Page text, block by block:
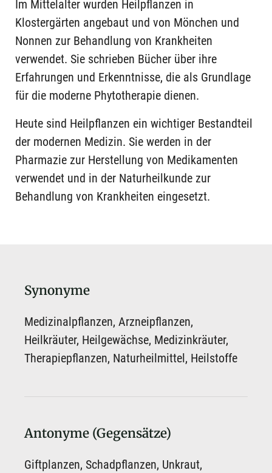
Im Mittelalter wurden Heilpflanzen in
Klostergärten angebaut und von Mönchen und
Nonnen zur Behandlung von Krankheiten
verwendet. Sie schrieben Bücher über ihre
Erfahrungen und Erkenntnisse, die als Grundlage
für die moderne Phytotherapie dienen.
Heute sind Heilpflanzen ein wichtiger Bestandteil
der modernen Medizin. Sie werden in der
Pharmazie zur Herstellung von Medikamenten
verwendet und in der Naturheilkunde zur
Behandlung von Krankheiten eingesetzt.
Synonyme
Medizinalpflanzen, Arzneipflanzen,
Heilkräuter, Heilgewächse, Medizinkräuter,
Therapiepflanzen, Naturheilmittel, Heilstoffe
Antonyme (Gegensätze)
Giftplanzen, Schadpflanzen, Unkraut,